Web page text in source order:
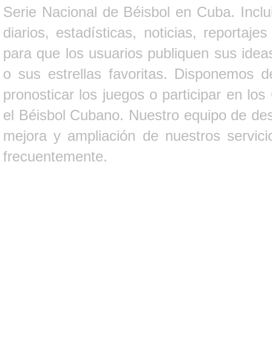
Serie Nacional de Béisbol en Cuba.
diarios, estadísticas, noticias,
para que los usuarios publiquen sus
o sus estrellas favoritas. Disponemos
pronosticar los juegos o participar en
el Béisbol Cubano. Nuestro equipo de
mejora y ampliación de nuestros
frecuentemente.